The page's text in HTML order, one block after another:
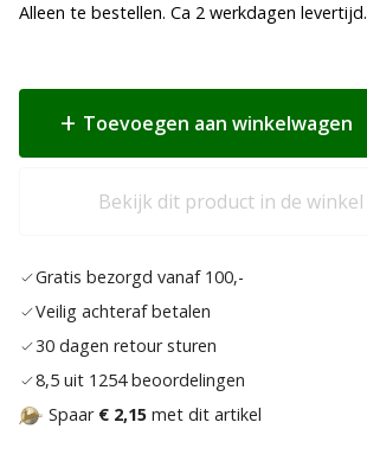
Alleen te bestellen. Ca 2 werkdagen levertijd.
Toevoegen aan winkelwagen
Bekijk dit product in de winkel
Gratis bezorgd vanaf 100,-
Veilig achteraf betalen
30 dagen retour sturen
8,5 uit 1254 beoordelingen
Spaar € 2,15 met dit artikel